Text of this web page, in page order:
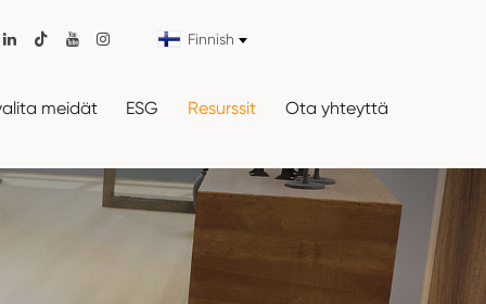
 Finnish
meidät ESG Resurssit Ota yhteyttä